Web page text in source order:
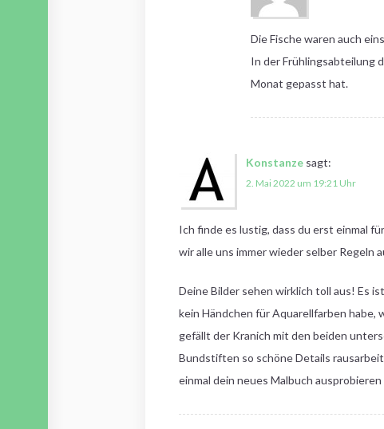
Die Fische waren auch
In der Frühlingsabteilung
Monat gepasst hat.
Konstanze sagt:
2. Mai 2022 um 19:21 Uhr
Ich finde es lustig, dass du erst einmal
wir alle uns immer wieder selber Regeln
Deine Bilder sehen wirklich toll aus! Es
kein Händchen für Aquarellfarben habe,
gefällt der Kranich mit den beiden
Bundstiften so schöne Details
einmal dein neues Malbuch